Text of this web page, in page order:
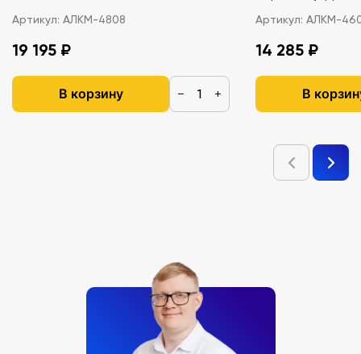
Артикул: АЛКМ-4808
19 195 ₽
В корзину − +
Артикул: АЛКМ-
14 285 ₽
В